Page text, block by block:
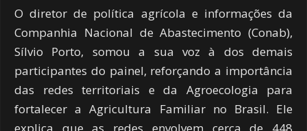
O diretor de política agrícola e informações da
Companhia Nacional de Abastecimento (Conab),
Sílvio Porto, somou a sua voz à dos demais
participantes do painel, reforçando a importância
das redes territoriais e da Agroecologia para
fortalecer a Agricultura Familiar no Brasil. Ele